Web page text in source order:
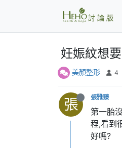
妊娠紋想
美顏整形 4
張 張雅臻
第一胎
程,看到
好嗎?